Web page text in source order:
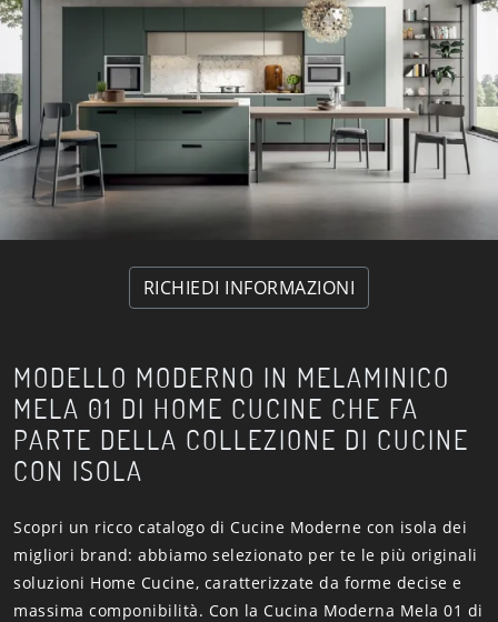
RICHIEDI INFORMAZIONI
MODELLO MODERNO IN MELAMINICO
MELA 01 DI HOME CUCINE CHE FA
PARTE DELLA COLLEZIONE DI CUCINE
CON ISOLA
Scopri un ricco catalogo di Cucine Moderne con isola dei
migliori brand: abbiamo selezionato per te le più originali
soluzioni Home Cucine, caratterizzate da forme decise e
massima componibilità. Con la Cucina Moderna Mela 01 di